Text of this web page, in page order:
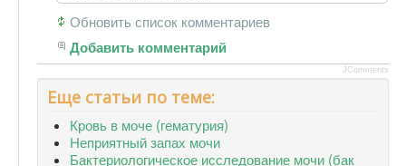
Обновить список комментариев
Добавить комментарий
JComments
Еще статьи по теме:
Кровь в моче (гематурия)
Неприятный запах мочи
Бактериологическое исследование мочи (бак